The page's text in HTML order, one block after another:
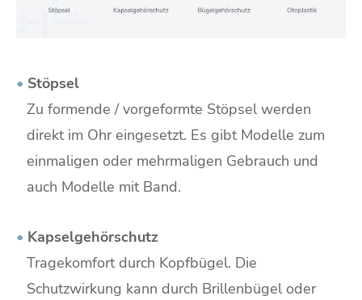
• Stöpsel
Zu formende / vorgeformte Stöpsel werden
direkt im Ohr eingesetzt. Es gibt Modelle zum
einmaligen oder mehrmaligen Gebrauch und
auch Modelle mit Band.
• Kapselgehörschutz
Tragekomfort durch Kopfbügel. Die
Schutzwirkung kann durch Brillenbügel oder